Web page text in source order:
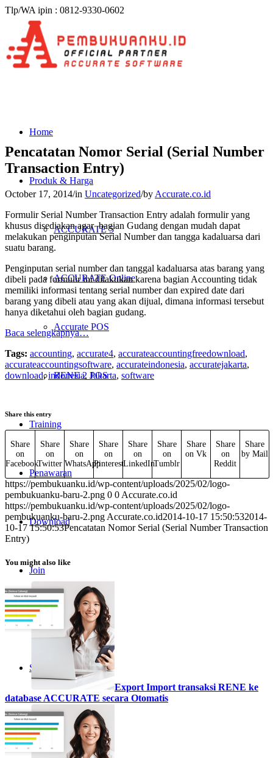
Tlp/WA ipin : 0812-9330-0602
Home
Produk & Harga
ACCURATE 5
ACCURATE Online
Accurate POS
RENE 2 POS
Training
Penawaran
Download
Join
Coba Gratis
Search
Menu Menu
Pencatatan Nomor Serial (Serial Number
Transaction Entry)
October 17, 2014/in Uncategorized/by Accurate.co.id
Formulir Serial Number Transaction Entry adalah formulir yang
khusus disediakan agar bagian Gudang dengan mudah dapat
melakukan penginputan Serial Number dan tangga kadaluarsa dari
suatu barang.
Penginputan serial number dan tanggal kadaluarsa atas barang yang
dibeli pada formulir ini dilakukan karena bagian Accounting tidak
memiliki informasi tentang serial number dan expired date dari
barang yang dibeli atau yang akan dijual, dimana informasi tersebut
hanya diketahui oleh bagian gudang.
Baca selengkapnya…
Tags: accounting, accurate4, accurateaccountingfreedownload,
accurateaccountingsoftware, accurateindonesia, accuratejakarta,
download,indonesia, Jakarta, software
Share this entry
Share
on
Facebook
Share
on
Twitter
Share
on
WhatsApp
Share
on
Pinterest
Share
on
LinkedIn
Share
on
Tumblr
Share
on Vk
Share
on
Reddit
Share
by Mail
https://pembukuanku.id/wp-content/uploads/2025/02/logo-
pembukuanku-baru-2.png 0 0 Accurate.co.id
https://pembukuanku.id/wp-content/uploads/2025/02/logo-
pembukuanku-baru-2.png Accurate.co.id2014-10-17 15:50:532014-
10-17 15:50:53Pencatatan Nomor Serial (Serial Number Transaction
Entry)
You might also like
Export Import transaksi RENE ke
database ACCURATE secara Otomatis